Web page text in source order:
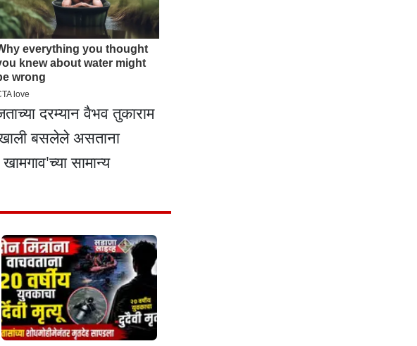
दरम्यान वैभव तुकाराम
बसलेले असताना
सामान्य